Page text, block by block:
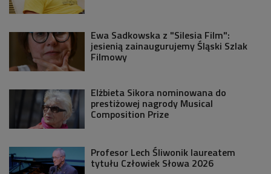
Ewa Sadkowska z "Silesia Film":
jesienią zainaugurujemy Śląski Szlak
Filmowy
Elżbieta Sikora nominowana do
prestiżowej nagrody Musical
Composition Prize
Profesor Lech Śliwonik laureatem
tytułu Człowiek Słowa 2026